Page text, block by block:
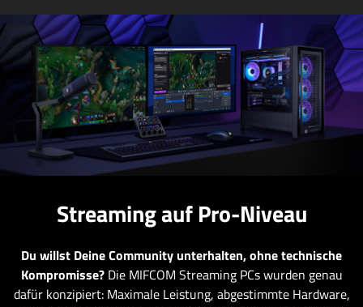
Streaming auf Pro-Niveau
Du willst Deine Community unterhalten, ohne technische
Kompromisse?Die MIFCOM Streaming PCs wurden genau
dafür konzipiert: Maximale Leistung, abgestimmte Hardware,